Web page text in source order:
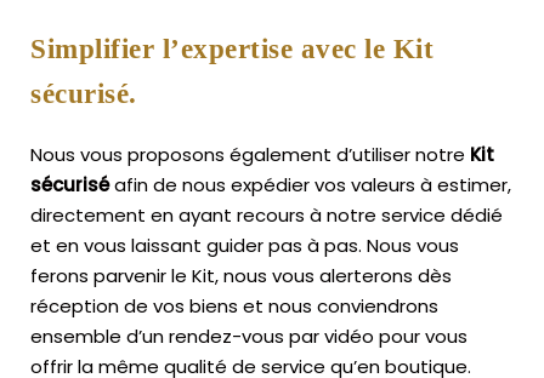
Simplifier l’expertise avec le Kit
sécurisé.
Nous vous proposons également d’utiliser notre Kit
sécuriséafin de nous expédier vos valeurs à estimer,
directement en ayant recours à notre service dédié
et en vous laissant guider pas à pas. Nous vous
ferons parvenir le Kit, nous vous alerterons dès
réception de vos biens et nous conviendrons
ensemble d’un rendez-vous par vidéo pour vous
offrir la même qualité de service qu’en boutique.